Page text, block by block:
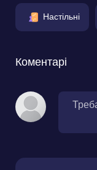
Настільні
Коментарі